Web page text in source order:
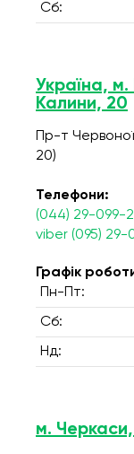
Сб:
Україна, м.
Калини, 20
Пр-т
20)
Телефони:
(044) 29-099-
viber (095) 29-
Графік
Пн-Пт:
Сб:
Нд:
м.